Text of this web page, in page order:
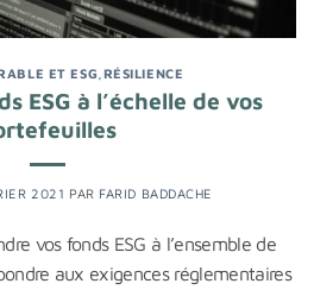
ET ESG RÉSILIENCE
ESG à l’échelle de vos
2021 PAR FARID BADDACHE
vos fonds ESG à l’ensemble de
aux exigences réglementaires